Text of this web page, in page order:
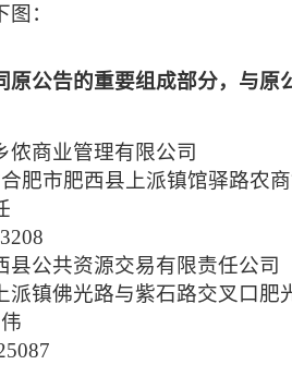
：
原公告的重要组成部分，与原
侬商业管理有限公司
肥市肥西县上派镇馆驿路农
县公共资源交易有限责任公司
派镇佛光路与紫石路交叉口肥